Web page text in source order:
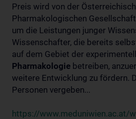
Preis wird von der
Pharmakologischen
um die Leistungen junger
Wissenschafter, die bereits
auf dem Gebiet der
Pharmakologie betreiben,
weitere Entwicklung zu fördern.
Personen vergeben...
https://www.meduniwien.ac.at/